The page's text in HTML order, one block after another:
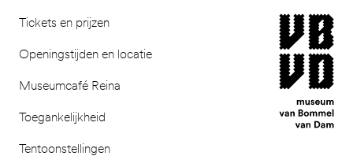
Tickets en prijzen
Openingstijden en locatie
Museumcafé Reina
Toegankelijkheid
Tentoonstellingen
museum van